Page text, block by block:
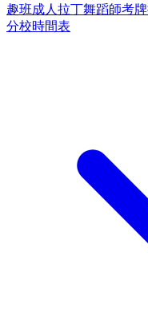
趣班成人拉丁舞蹈師考牌
分校時間表